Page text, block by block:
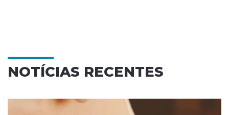
NOTÍCIAS RECENTES